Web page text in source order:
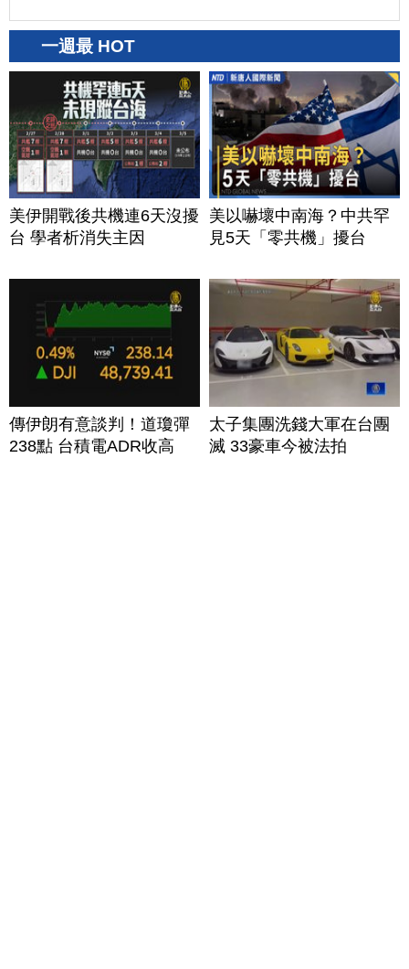
一週最 HOT
美伊開戰後共機連6天沒擾
台 學者析消失主因
美以嚇壞中南海？中共罕
見5天「零共機」擾台
傳伊朗有意談判！道瓊彈
238點 台積電ADR收高
太子集團洗錢大軍在台團
滅 33豪車今被法拍